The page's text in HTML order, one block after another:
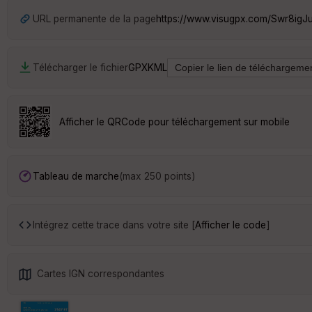
URL permanente de la pagehttps://www.visugpx.com/
Télécharger le fichierGPXKML
Afficher le QRCode pour téléchargement sur mobile
Tableau de marche(max 250 points)
Intégrez cette trace dans votre site [Afficher le code]
Cartes IGN correspondantes